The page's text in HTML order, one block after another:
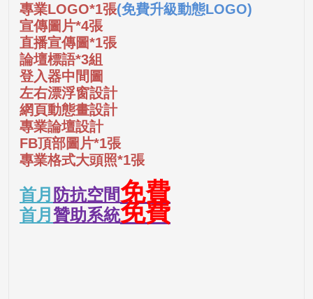
專業LOGO*1張(免費升級動態LOGO)
宣傳圖片*4張
直播宣傳圖*1張
論壇標語*3組
登入器中間圖
左右漂浮窗設計
網頁動態畫設計
專業論壇設計
FB頂部圖片*1張
專業格式大頭照*1張
首月 防抗空間免費
首月 贊助系統免費